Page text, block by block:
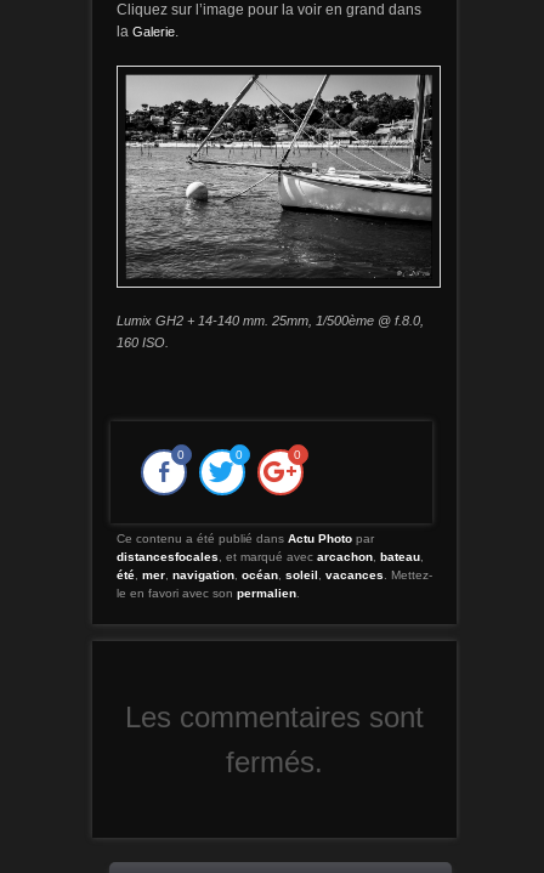
Cliquez sur l’image pour la voir en grand dans
la Galerie.
Lumix GH2 + 14-140 mm. 25mm, 1/500ème @ f.8.0,
160 ISO.
0 0 0
Ce contenu a été publié dans Actu Photopar
distancesfocales , et marqué avec arcachon, bateau,
été, mer, navigation, océan, soleil vacances . Mettez-
le en favori avec son permalien.
Les commentaires sont
fermés.